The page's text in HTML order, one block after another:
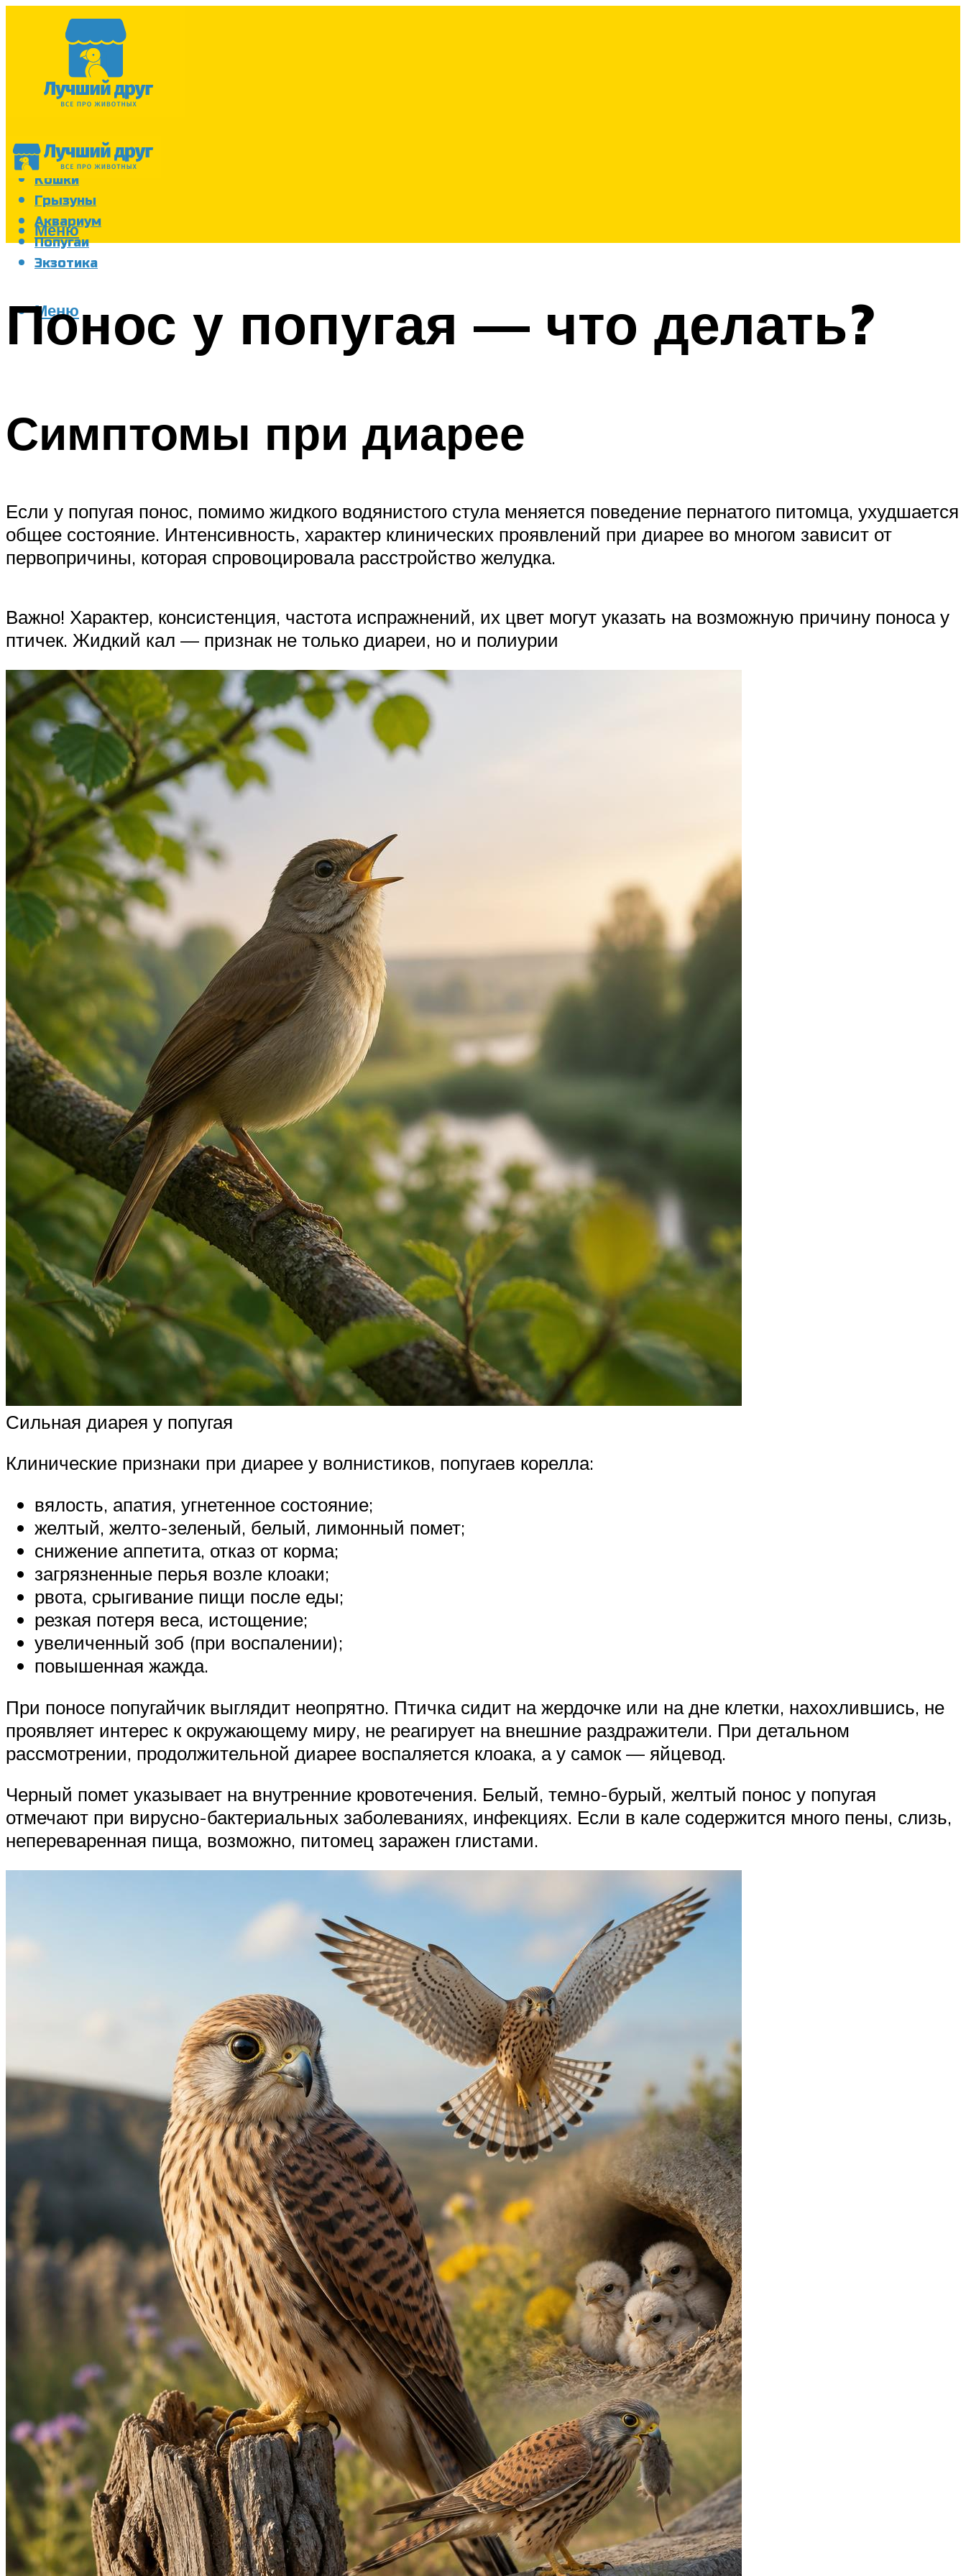
Собаки
Кошки
Грызуны
Аквариум
Попугаи
Экзотика
Меню
Меню
Понос у попугая — что делать?
Симптомы при диарее
Если у попугая понос, помимо жидкого водянистого стула меняется поведение пернатого питомца, ухудшается
общее состояние. Интенсивность, характер клинических проявлений при диарее во многом зависит от
первопричины, которая спровоцировала расстройство желудка.
Важно! Характер, консистенция, частота испражнений, их цвет могут указать на возможную причину поноса у
птичек. Жидкий кал — признак не только диареи, но и полиурии
Сильная диарея у попугая
Клинические признаки при диарее у волнистиков, попугаев корелла:
вялость, апатия, угнетенное состояние;
желтый, желто-зеленый, белый, лимонный помет;
снижение аппетита, отказ от корма;
загрязненные перья возле клоаки;
рвота, срыгивание пищи после еды;
резкая потеря веса, истощение;
увеличенный зоб (при воспалении);
повышенная жажда.
При поносе попугайчик выглядит неопрятно. Птичка сидит на жердочке или на дне клетки, нахохлившись, не
проявляет интерес к окружающему миру, не реагирует на внешние раздражители. При детальном
рассмотрении, продолжительной диарее воспаляется клоака, а у самок — яйцевод.
Черный помет указывает на внутренние кровотечения. Белый, темно-бурый, желтый понос у попугая
отмечают при вирусно-бактериальных заболеваниях, инфекциях. Если в кале содержится много пены, слизь,
непереваренная пища, возможно, питомец заражен глистами.